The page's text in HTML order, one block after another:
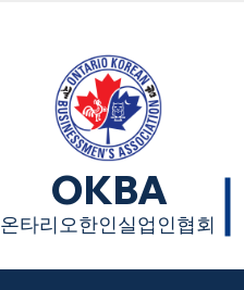
OKBA
​온타리오한인실업인협회